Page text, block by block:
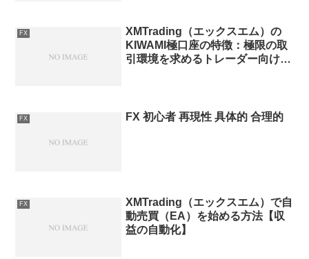
FX
XMTrading（エックスエム）の
KIWAMI極口座の特徴：極限の取
引環境を求めるトレーダー向け口
FX FX 初心者 再現性 具体的 合理的
FX
XMTrading（エックスエム）で自
動売買（EA）を始める方法【収
益の自動化】